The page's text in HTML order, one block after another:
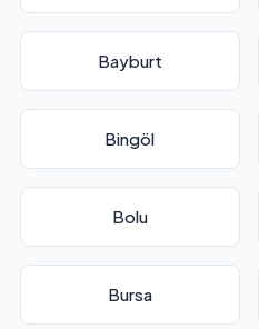
Bayburt
Bingöl
Bolu
Bursa